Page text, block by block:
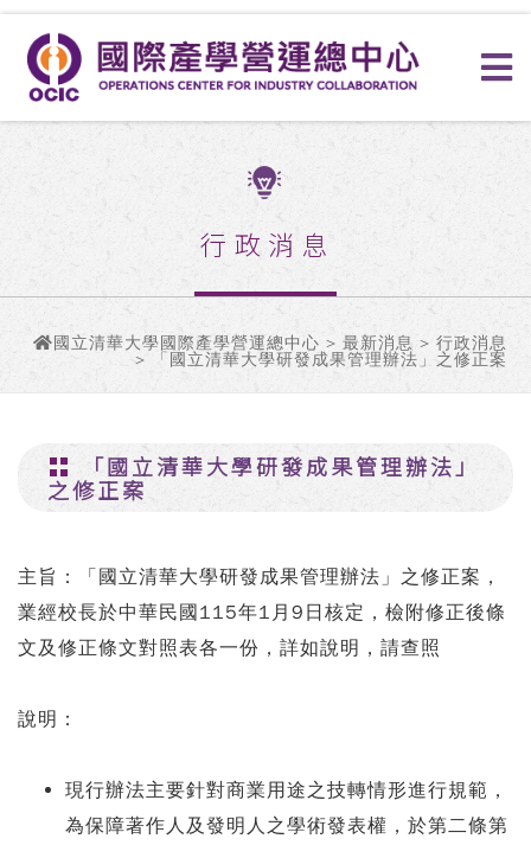
行政消息
國立清華大學國際產學營運總中心 > 最新消息 > 行政消息
> 「國立清華大學研發成果管理辦法」之修正案
「國立清華大學研發成果管理辦法」
之修正案
主旨：「國立清華大學研發成果管理辦法」之修正案，
業經校長於中華民國115年1月9日核定，檢附修正後條
文及修正條文對照表各一份，詳如說明，請查照
說明：
現行辦法主要針對商業用途之技轉情形進行規範，
為保障著作人及發明人之學術發表權，於第二條第